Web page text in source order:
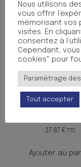
CALCULATRICE
37.87 € TTC
Ajouter au
Nous utilisons
vous offrir
mémorisant vos
visites. En
consentez à
Cependant,
cookies" pour
Paramètrage
Tout accepter